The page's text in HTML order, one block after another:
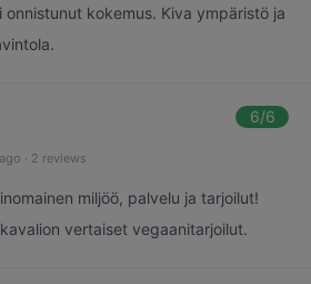
onnistunut kokemus. Kiva ympäristö ja
6/6
· 2 reviews
miljöö, palvelu ja tarjoilut!
vertaiset vegaanitarjoilut.